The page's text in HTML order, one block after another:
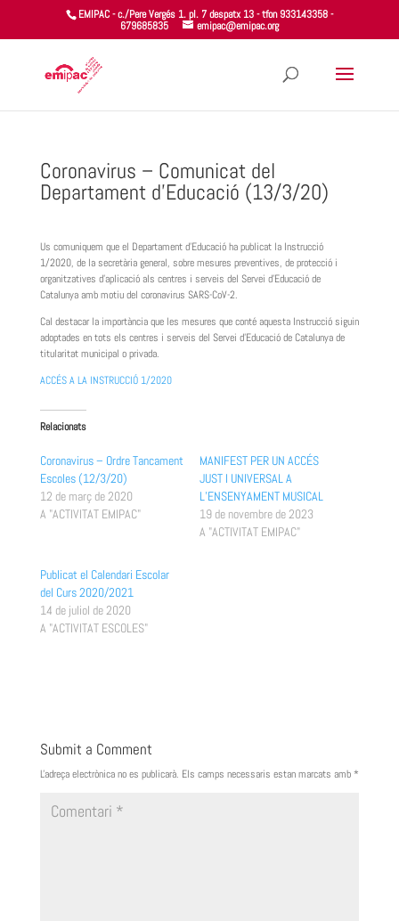
EMIPAC - c./Pere Vergés 1. pl. 7 despatx 13 - tfon 933143358 -
679685835
emipac@emipac.org
Coronavirus – Comunicat del
Departament d’Educació (13/3/20)
Us comuniquem que el Departament d’Educació ha publicat la Instrucció
1/2020, de la secretària general, sobre mesures preventives, de protecció i
organitzatives d’aplicació als centres i serveis del Servei d’Educació de
Catalunya amb motiu del coronavirus SARS-CoV-2.
Cal destacar la importància que les mesures que conté aquesta Instrucció siguin
adoptades en tots els centres i serveis del Servei d’Educació de Catalunya de
titularitat municipal o privada.
ACCÉS A LA INSTRUCCIÓ 1/2020
Relacionats
Coronavirus – Ordre Tancament
Escoles (12/3/20)
12 de març de 2020
A "ACTIVITAT EMIPAC"
MANIFEST PER UN ACCÉS
JUST I UNIVERSAL A
L’ENSENYAMENT MUSICAL
19 de novembre de 2023
A "ACTIVITAT EMIPAC"
Publicat el Calendari Escolar
del Curs 2020/2021
14 de juliol de 2020
A "ACTIVITAT ESCOLES"
Submit a Comment
L'adreça electrònica no es publicarà. Els camps necessaris estan marcats amb*